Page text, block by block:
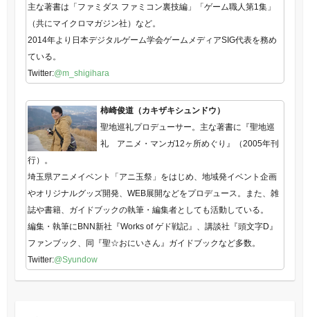
主な著書は「ファミダス ファミコン裏技編」「ゲーム職人第1集」
（共にマイクロマガジン社）など。
2014年より日本デジタルゲーム学会ゲームメディアSIG代表を務め
ている。
Twitter:@m_shigihara
柿崎俊道（カキザキシュンドウ）
聖地巡礼プロデューサー。主な著書に『聖地巡
礼 アニメ・マンガ12ヶ所めぐり』（2005年刊
行）。
埼玉県アニメイベント「アニ玉祭」をはじめ、地域発イベント企画
やオリジナルグッズ開発、WEB展開などをプロデュース。また、雑
誌や書籍、ガイドブックの執筆・編集者としても活動している。
編集・執筆にBNN新社『Works of ゲド戦記』、講談社『頭文字D』
ファンブック、同『聖☆おにいさん』ガイドブックなど多数。
Twitter:@Syundow